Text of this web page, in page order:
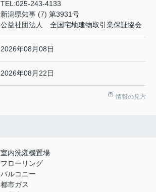
TEL:025-243-4133
新潟県知事 (7) 第3931号
公益社団法人 全国宅地建物取引業保証協会
2026年08月08日
2026年08月22日
情報の見方
室内洗濯機置場
フローリング
バルコニー
都市ガス